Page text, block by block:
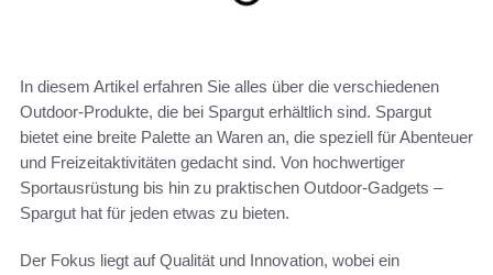
In diesem Artikel erfahren Sie alles über die verschiedenen
Outdoor-Produkte, die bei Spargut erhältlich sind. Spargut
bietet eine breite Palette an Waren an, die speziell für Abenteuer
und Freizeitaktivitäten gedacht sind. Von hochwertiger
Sportausrüstung bis hin zu praktischen Outdoor-Gadgets –
Spargut hat für jeden etwas zu bieten.
Der Fokus liegt auf Qualität und Innovation, wobei ein